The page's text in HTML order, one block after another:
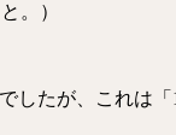
。）
したが、これは